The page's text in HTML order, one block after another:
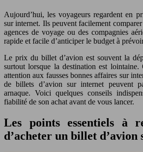
Aujourd’hui, les voyageurs regardent en
sur internet. Ils peuvent facilement
agences de voyage ou des compagnies
rapide et facile d’anticiper le budget à
Le prix du billet d’avion est souvent la
surtout lorsque la destination est
attention aux fausses bonnes affaires sur
de billets d’avion sur internet peuvent
arnaque. Voici quelques conseils
fiabilité de son achat avant de vous lancer.
Les points essentiels à
d’acheter un billet